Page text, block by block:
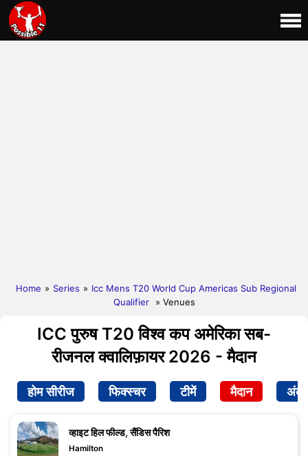
Home » Series » Icc Mens T20 World Cup Americas Sub Regional
Qualifier
» Venues
ICC पुरुष T20 विश्व कप अमेरिका सब-
रीजनल क्वालिफ़ायर 2026 - मैदान
होम सीरीज फिक्स्चर टीमें मैदान अंक
व्हाइट हिल फील्ड, सैंडिस पैरिश
Hamilton